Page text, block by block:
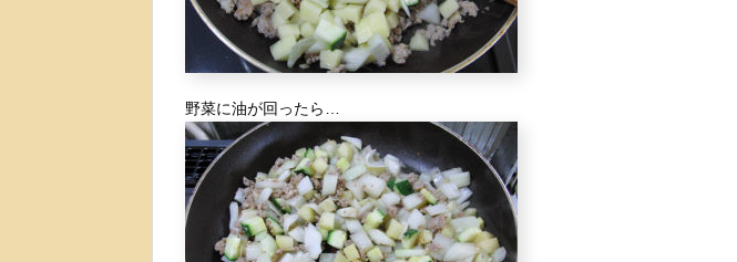
野菜に油が回ったら…